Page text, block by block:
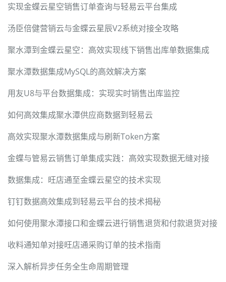
实现金蝶云星空销售订单查询与轻易云平台集成
汤臣倍健营销云与金蝶云星辰V2系统对接全攻略
聚水潭到金蝶云星空：高效实现线下销售出库单数据集成
聚水潭数据集成MySQL的高效解决方案
用友U8与平台数据集成：实现实时销售出库监控
如何高效集成聚水潭供应商数据到轻易云
高效实现聚水潭数据集成与刷新Token方案
金蝶与管易云销售订单集成实践：高效实现数据无缝对接
数据集成：旺店通至金蝶云星空的技术实现
钉钉数据高效集成到轻易云平台的技术揭秘
如何使用聚水潭接口和金蝶云进行销售退货和付款退货对接
收料通知单对接旺店通采购订单的技术指南
深入解析异步任务全生命周期管理